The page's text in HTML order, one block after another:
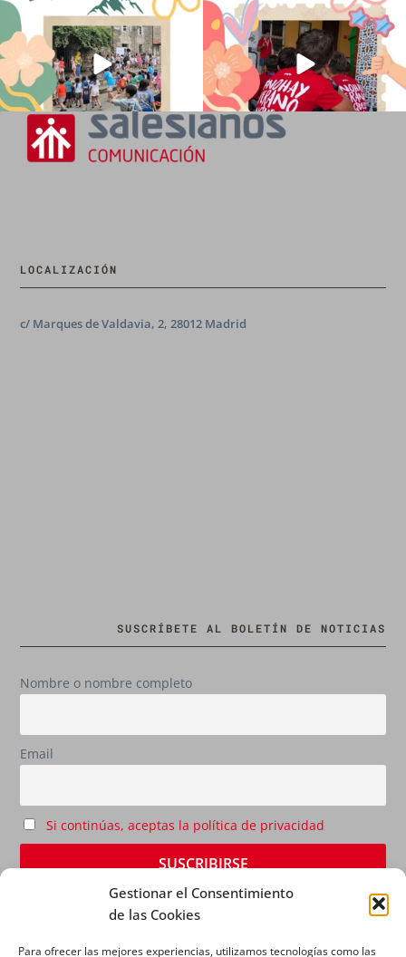
Gestionar el Consentimiento
de las Cookies
Para ofrecer las mejores experiencias, utilizamos tecnologías como las
97 0 0
LOCALIZACIÓN
c/ Marques de Valdavia, 2, 28012 Madrid
SUSCRÍBETE AL BOLETÍN DE NOTICIAS
Nombre o nombre completo
Email
Si continúas, aceptas la política de privacidad